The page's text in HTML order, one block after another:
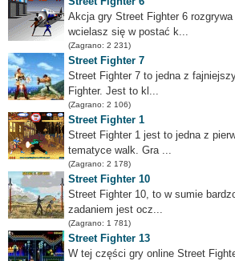
Akcja gry Street Fighter 6
wcielasz się w postać k...
(Zagrano: 2 231)
Street Fighter 7
Street Fighter 7 to jedna z
Fighter. Jest to kl...
(Zagrano: 2 106)
Street Fighter 1
Street Fighter 1 jest to jedna z
tematyce walk. Gra ...
(Zagrano: 2 178)
Street Fighter 10
Street Fighter 10, to w sumie
zadaniem jest ocz...
(Zagrano: 1 781)
Street Fighter 13
W tej części gry online Street